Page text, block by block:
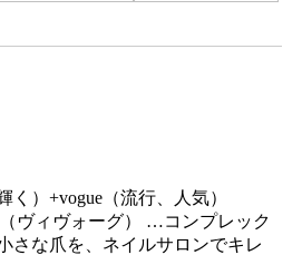
く）+vogue（流行、人気）
ヴィヴォーグ） …コンプレック
さな爪を、ネイルサロンでキレ